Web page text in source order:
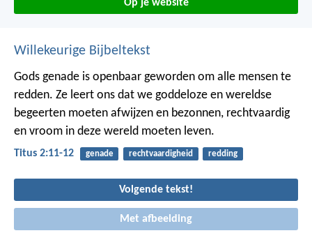
Op je website
Willekeurige Bijbeltekst
Gods genade is openbaar geworden om alle mensen te
redden. Ze leert ons dat we goddeloze en wereldse
begeerten moeten afwijzen en bezonnen, rechtvaardig
en vroom in deze wereld moeten leven.
Titus 2:11-12 genade rechtvaardigheid redding
Volgende tekst!
Met afbeelding